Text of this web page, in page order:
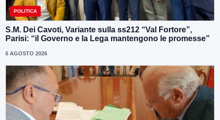
POLITICA
S.M. Dei Cavoti, Variante sulla ss212 “Val Fortore”,
Parisi: “il Governo e la Lega mantengono le promesse”
6 AGOSTO 2026